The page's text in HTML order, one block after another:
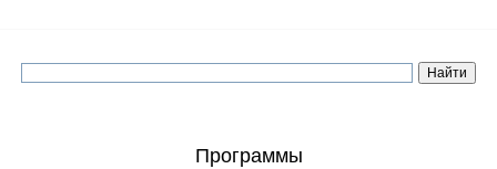
Программы